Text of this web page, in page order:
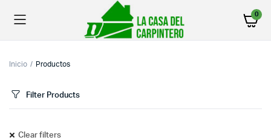
0
Inicio Productos
Filter Products
Clear filters